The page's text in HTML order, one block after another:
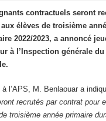
l’écrivain franco-algérien
reconduit Premier ministre,
à l’Économie, Bruno Le Maire
contractuels seront
élèves de troisième
2022/2023, a annoncé
à l’Inspection générale
à l’APS, M. Benlaouar a
recrutés par contrat pour
troisième année primaire